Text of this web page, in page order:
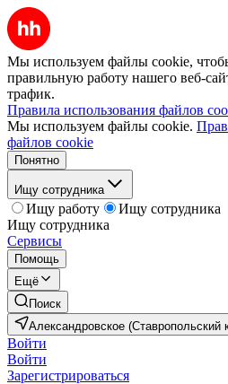
Мы используем файлы cookie,
правильную работу нашего веб-
трафик.
Правила использования файлов
Мы используем файлы cookie.
файлов cookie
Понятно
Ищу сотрудника
Ищу работу
Ищу сотрудника
Ищу сотрудника
Сервисы
Помощь
Ещё
Поиск
Александровское (Ставропольский
Войти
Войти
Зарегистрироваться